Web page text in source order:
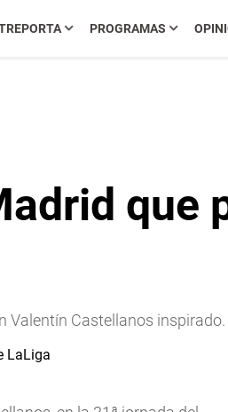
PROGRAMAS
que
Valentín Castellanos inspirado.